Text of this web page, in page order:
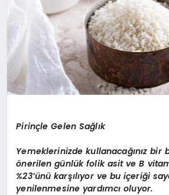
Pirinçle Gelen Sağlık
Yemeklerinizde kullanacağınız bir
önerilen günlük folik asit ve B
%23’ünü karşılıyor ve bu içeriği
yenilenmesine yardımcı oluyor.